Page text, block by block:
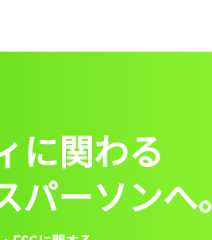
に関わる
ーソンへ。